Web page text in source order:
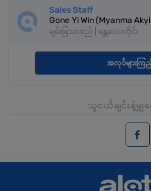
Sales Staff
Gone Yi Win (Myanma
ချမ်းမြသာစည် | မန္တလေးတိုင်း
အလုပ်များက
သူငယ်ချင်းနဲ့မျှ